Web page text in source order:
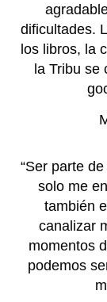
dificultades.
los libros, la
la Tribu se
“Ser parte
solo me
también
canalizar
momentos
podemos